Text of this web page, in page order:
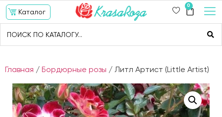
Каталог
0
Главная / Бордюрные розы / Литл Артист (Little Artist)